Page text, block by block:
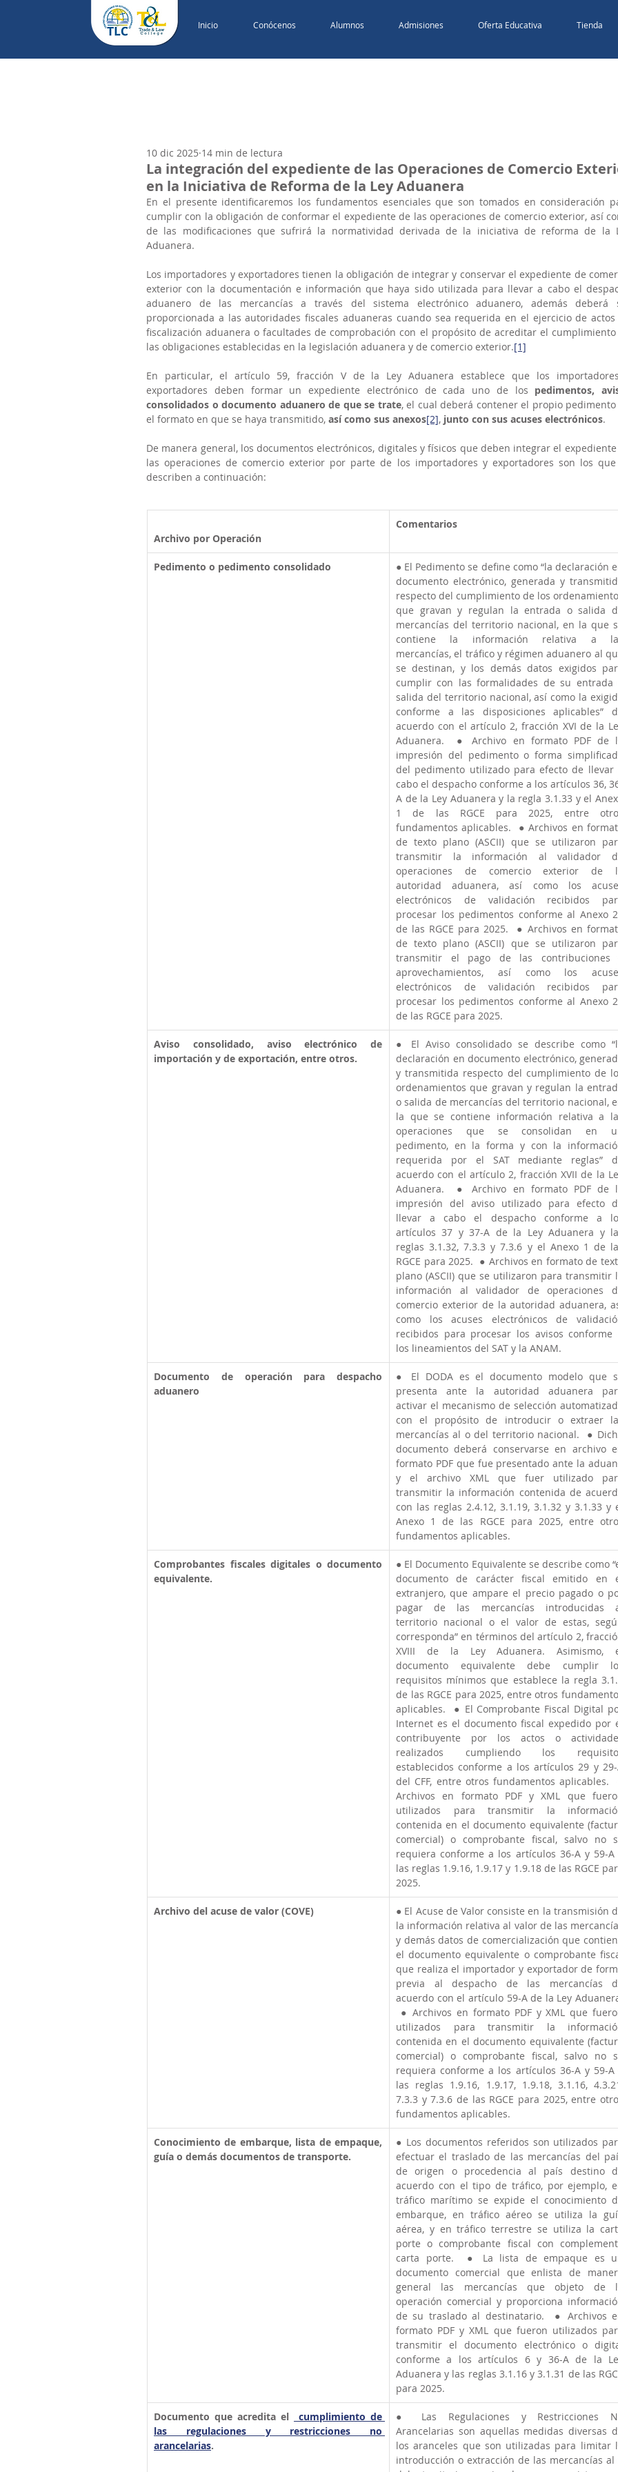
Inicio Conócenos Alumnos Admisiones Oferta Educativa Tienda
La integración del expediente de las Operaciones de Comercio
en la Iniciativa de Reforma de la Ley Aduanera
10 dic 2025 14 min de lectura
En el presente identificaremos los fundamentos esenciales que son tomados en consideración
cumplir con la obligación de conformar el expediente de las operaciones de comercio exterior, así
de las modificaciones que sufrirá la normatividad derivada de la iniciativa de reforma de la
Aduanera.
Los importadores y exportadores tienen la obligación de integrar y conservar el expediente de
exterior con la documentación e información que haya sido utilizada para llevar a cabo el
aduanero de las mercancías a través del sistema electrónico aduanero, además deberá
proporcionada a las autoridades fiscales aduaneras cuando sea requerida en el ejercicio de actos
fiscalización aduanera o facultades de comprobación con el propósito de acreditar el cumplimiento
las obligaciones establecidas en la legislación aduanera y de comercio exterior.[1]
En particular, el artículo 59, fracción V de la Ley Aduanera establece que los
exportadores deben formar un expediente electrónico de cada uno de los pedimentos,
consolidados o documento aduanero de que se trate, el cual deberá contener el propio pedimento
el formato en que se haya transmitido, así como sus anexos[2], junto con sus acuses electrónicos.
De manera general, los documentos electrónicos, digitales y físicos que deben integrar el
las operaciones de comercio exterior por parte de los importadores y exportadores son los que
describen a continuación:
Archivo por Operación
Comentarios
Pedimento o pedimento consolidado
● El Pedimento se define como “la declaración
documento electrónico, generada y
respecto del cumplimiento de los
que gravan y regulan la entrada o salida
mercancías del territorio nacional, en la que
contiene la información relativa a
mercancías, el tráfico y régimen aduanero al
se destinan, y los demás datos exigidos
cumplir con las formalidades de su entrada
salida del territorio nacional, así como la
conforme a las disposiciones aplicables”
acuerdo con el artículo 2, fracción XVI de la
Aduanera.  ● Archivo en formato PDF de
impresión del pedimento o forma
del pedimento utilizado para efecto de llevar
cabo el despacho conforme a los artículos 36,
A de la Ley Aduanera y la regla 3.1.33 y el
1 de las RGCE para 2025, entre
fundamentos aplicables.  ● Archivos en
de texto plano (ASCII) que se utilizaron
transmitir la información al validador
operaciones de comercio exterior de
autoridad aduanera, así como los
electrónicos de validación recibidos
procesar los pedimentos conforme al Anexo
de las RGCE para 2025.  ● Archivos en
de texto plano (ASCII) que se utilizaron
transmitir el pago de las contribuciones
aprovechamientos, así como los
electrónicos de validación recibidos
procesar los pedimentos conforme al Anexo
de las RGCE para 2025.
Aviso consolidado, aviso electrónico de
importación y de exportación, entre otros.
● El Aviso consolidado se describe como
declaración en documento electrónico,
y transmitida respecto del cumplimiento de
ordenamientos que gravan y regulan la
o salida de mercancías del territorio nacional,
la que se contiene información relativa a
operaciones que se consolidan en
pedimento, en la forma y con la
requerida por el SAT mediante reglas”
acuerdo con el artículo 2, fracción XVII de la
Aduanera.  ● Archivo en formato PDF de
impresión del aviso utilizado para efecto
llevar a cabo el despacho conforme a
artículos 37 y 37-A de la Ley Aduanera y
reglas 3.1.32, 7.3.3 y 7.3.6 y el Anexo 1 de
RGCE para 2025.  ● Archivos en formato de
plano (ASCII) que se utilizaron para transmitir
información al validador de operaciones
comercio exterior de la autoridad aduanera,
como los acuses electrónicos de
recibidos para procesar los avisos conforme
los lineamientos del SAT y la ANAM.
Documento de operación para despacho
aduanero
● El DODA es el documento modelo que
presenta ante la autoridad aduanera
activar el mecanismo de selección
con el propósito de introducir o extraer
mercancías al o del territorio nacional.  ●
documento deberá conservarse en archivo
formato PDF que fue presentado ante la
y el archivo XML que fuer utilizado
transmitir la información contenida de
con las reglas 2.4.12, 3.1.19, 3.1.32 y 3.1.33 y
Anexo 1 de las RGCE para 2025, entre
fundamentos aplicables.
Comprobantes fiscales digitales o documento
equivalente.
● El Documento Equivalente se describe como
documento de carácter fiscal emitido en
extranjero, que ampare el precio pagado o
pagar de las mercancías introducidas
territorio nacional o el valor de estas,
corresponda” en términos del artículo 2,
XVIII de la Ley Aduanera. Asimismo,
documento equivalente debe cumplir
requisitos mínimos que establece la regla
de las RGCE para 2025, entre otros
aplicables.  ● El Comprobante Fiscal Digital
Internet es el documento fiscal expedido por
contribuyente por los actos o
realizados cumpliendo los
establecidos conforme a los artículos 29 y
del CFF, entre otros fundamentos aplicables.
Archivos en formato PDF y XML que
utilizados para transmitir la
contenida en el documento equivalente
comercial) o comprobante fiscal, salvo no
requiera conforme a los artículos 36-A y 59-A
las reglas 1.9.16, 1.9.17 y 1.9.18 de las RGCE
2025.
Archivo del acuse de valor (COVE)
● El Acuse de Valor consiste en la transmisión
la información relativa al valor de las
y demás datos de comercialización que
el documento equivalente o comprobante
que realiza el importador y exportador de
previa al despacho de las mercancías
acuerdo con el artículo 59-A de la Ley
● Archivos en formato PDF y XML que
utilizados para transmitir la
contenida en el documento equivalente
comercial) o comprobante fiscal, salvo no
requiera conforme a los artículos 36-A y 59-A
las reglas 1.9.16, 1.9.17, 1.9.18, 3.1.16,
7.3.3 y 7.3.6 de las RGCE para 2025, entre
fundamentos aplicables.
Conocimiento de embarque, lista de empaque,
guía o demás documentos de transporte.
● Los documentos referidos son utilizados
efectuar el traslado de las mercancías del
de origen o procedencia al país destino
acuerdo con el tipo de tráfico, por ejemplo,
tráfico marítimo se expide el conocimiento
embarque, en tráfico aéreo se utiliza la
aérea, y en tráfico terrestre se utiliza la
porte o comprobante fiscal con
carta porte.  ● La lista de empaque es
documento comercial que enlista de
general las mercancías que objeto de
operación comercial y proporciona
de su traslado al destinatario.  ● Archivos
formato PDF y XML que fueron utilizados
transmitir el documento electrónico o
conforme a los artículos 6 y 36-A de la
Aduanera y las reglas 3.1.16 y 3.1.31 de las
para 2025.
Documento que acredita el
cumplimiento de
las regulaciones y restricciones no
arancelarias.
● Las Regulaciones y Restricciones
Arancelarias son aquellas medidas diversas
los aranceles que son utilizadas para limitar
introducción o extracción de las mercancías al